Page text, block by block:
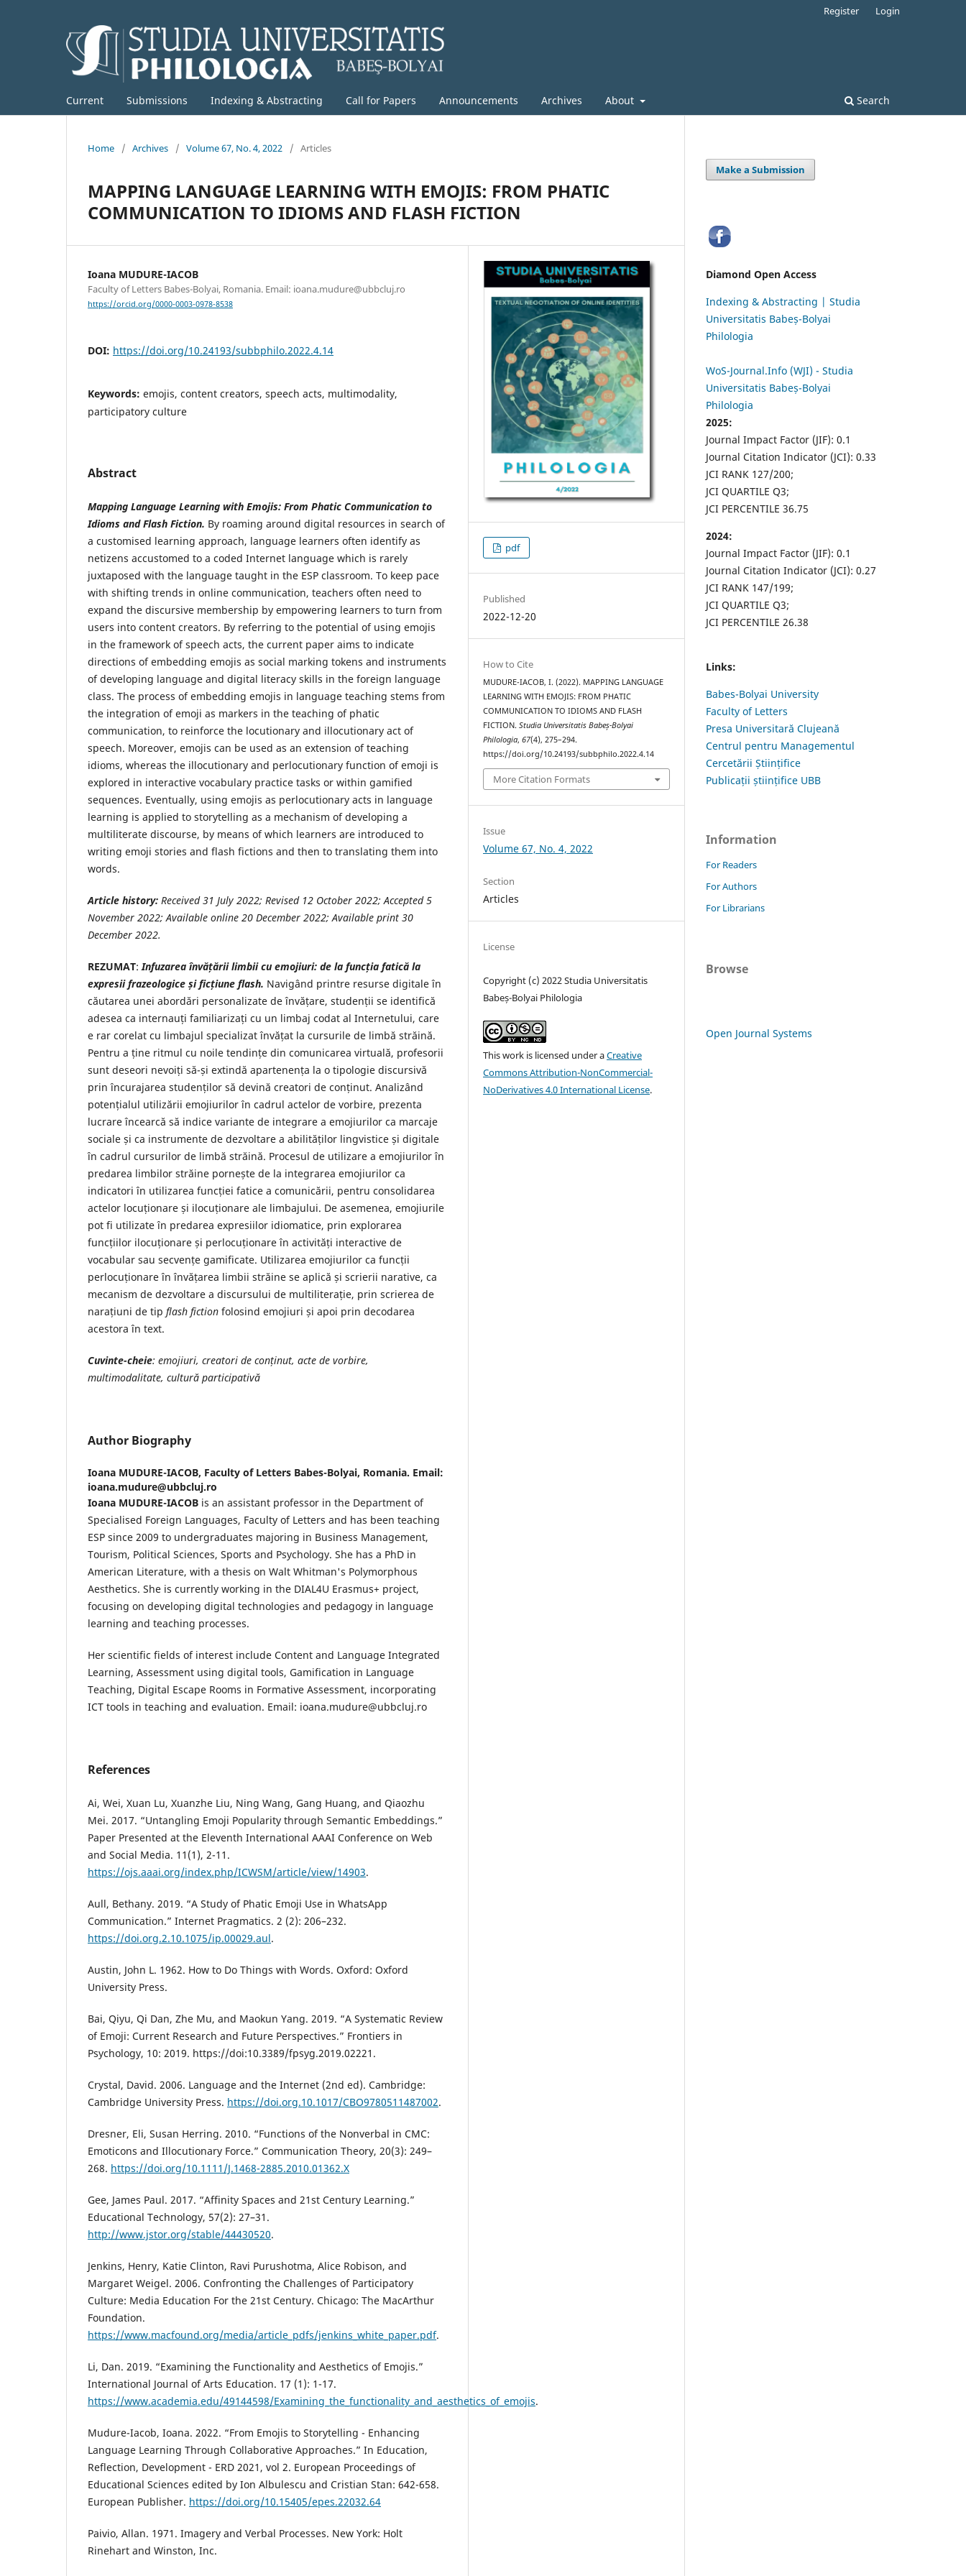
Current Submissions Indexing & Abstracting Call for Papers Announcements Archives About Search
Register Login
Home / Archives / Volume 67, No. 4, 2022 / Articles
MAPPING LANGUAGE LEARNING WITH EMOJIS: FROM PHATIC
COMMUNICATION TO IDIOMS AND FLASH FICTION
Ioana MUDURE-IACOB
Faculty of Letters Babes-Bolyai, Romania. Email: ioana.mudure@ubbcluj.ro
https://orcid.org/0000-0003-0978-8538
DOI: https://doi.org/10.24193/subbphilo.2022.4.14
Keywords: emojis, content creators, speech acts, multimodality,
participatory culture
Abstract
Mapping Language Learning with Emojis: From Phatic Communication to
Idioms and Flash Fiction. By roaming around digital resources in search of
a customised learning approach, language learners often identify as
netizens accustomed to a coded Internet language which is rarely
juxtaposed with the language taught in the ESP classroom. To keep pace
with shifting trends in online communication, teachers often need to
expand the discursive membership by empowering learners to turn from
users into content creators. By referring to the potential of using emojis
in the framework of speech acts, the current paper aims to indicate
directions of embedding emojis as social marking tokens and instruments
of developing language and digital literacy skills in the foreign language
class. The process of embedding emojis in language teaching stems from
the integration of emoji as markers in the teaching of phatic
communication, to reinforce the locutionary and illocutionary act of
speech. Moreover, emojis can be used as an extension of teaching
idioms, whereas the illocutionary and perlocutionary function of emoji is
explored in interactive vocabulary practice tasks or within gamified
sequences. Eventually, using emojis as perlocutionary acts in language
learning is applied to storytelling as a mechanism of developing a
multiliterate discourse, by means of which learners are introduced to
writing emoji stories and flash fictions and then to translating them into
words.
Article history: Received31 July 2022; Revised 12 October 2022; Accepted5
November 2022; Available online 20 December 2022; Available print 30
December 2022.
REZUMAT:Infuzarea învățării limbii cu emojiuri: de la funcția fatică la
expresii frazeologice și ficțiune flash. Navigând printre resurse digitale în
căutarea unei abordări personalizate de învățare, studenții se identifică
adesea ca internauți familiarizați cu un limbaj codat al Internetului, care
e rar corelat cu limbajul specializat învățat la cursurile de limbă străină.
Pentru a ține ritmul cu noile tendințe din comunicarea virtuală, profesorii
sunt deseori nevoiți să-și extindă apartenența la o tipologie discursivă
prin încurajarea studenților să devină creatori de conținut. Analizând
potențialul utilizării emojiurilor în cadrul actelor de vorbire, prezenta
lucrare încearcă să indice variante de integrare a emojiurilor ca marcaje
sociale și ca instrumente de dezvoltare a abilităților lingvistice și digitale
în cadrul cursurilor de limbă străină. Procesul de utilizare a emojiurilor în
predarea limbilor străine pornește de la integrarea emojiurilor ca
indicatori în utilizarea funcției fatice a comunicării, pentru consolidarea
actelor locuționare și ilocuționare ale limbajului. De asemenea, emojiurile
pot fi utilizate în predarea expresiilor idiomatice, prin explorarea
funcțiilor ilocuționare și perlocuționare în activități interactive de
vocabular sau secvențe gamificate. Utilizarea emojiurilor ca funcții
perlocuționare în învățarea limbii străine se aplică și scrierii narative, ca
mecanism de dezvoltare a discursului de multiliterație, prin scrierea de
narațiuni de tip flash fiction folosind emojiuri și apoi prin decodarea
acestora în text.
Cuvinte-cheie: emojiuri, creatori de conținut, acte de vorbire,
multimodalitate, cultură participativă
Author Biography
Ioana MUDURE-IACOB, Faculty of Letters Babes-Bolyai, Romania. Email:
ioana.mudure@ubbcluj.ro
Ioana MUDURE-IACOB is an assistant professor in the Department of
Specialised Foreign Languages, Faculty of Letters and has been teaching
ESP since 2009 to undergraduates majoring in Business Management,
Tourism, Political Sciences, Sports and Psychology. She has a PhD in
American Literature, with a thesis on Walt Whitman's Polymorphous
Aesthetics. She is currently working in the DIAL4U Erasmus+ project,
focusing on developing digital technologies and pedagogy in language
learning and teaching processes.
Her scientific fields of interest include Content and Language Integrated
Learning, Assessment using digital tools, Gamification in Language
Teaching, Digital Escape Rooms in Formative Assessment, incorporating
ICT tools in teaching and evaluation. Email: ioana.mudure@ubbcluj.ro
References
Ai, Wei, Xuan Lu, Xuanzhe Liu, Ning Wang, Gang Huang, and Qiaozhu
Mei. 2017. “Untangling Emoji Popularity through Semantic Embeddings.”
Paper Presented at the Eleventh International AAAI Conference on Web
and Social Media. 11(1), 2-11.
https://ojs.aaai.org/index.php/ICWSM/article/view/14903.
Aull, Bethany. 2019. “A Study of Phatic Emoji Use in WhatsApp
Communication.” Internet Pragmatics. 2 (2): 206–232.
https://doi.org.2.10.1075/ip.00029.aul.
Austin, John L. 1962. How to Do Things with Words. Oxford: Oxford
University Press.
Bai, Qiyu, Qi Dan, Zhe Mu, and Maokun Yang. 2019. “A Systematic Review
of Emoji: Current Research and Future Perspectives.” Frontiers in
Psychology, 10: 2019. https://doi:10.3389/fpsyg.2019.02221.
Crystal, David. 2006. Language and the Internet (2nd ed). Cambridge:
Cambridge University Press. https://doi.org.10.1017/CBO9780511487002.
Dresner, Eli, Susan Herring. 2010. “Functions of the Nonverbal in CMC:
Emoticons and Illocutionary Force.” Communication Theory, 20(3): 249–
268. https://doi.org/10.1111/J.1468-2885.2010.01362.X
Gee, James Paul. 2017. “Affinity Spaces and 21st Century Learning.”
Educational Technology, 57(2): 27–31.
http://www.jstor.org/stable/44430520.
Jenkins, Henry, Katie Clinton, Ravi Purushotma, Alice Robison, and
Margaret Weigel. 2006. Confronting the Challenges of Participatory
Culture: Media Education For the 21st Century. Chicago: The MacArthur
Foundation.
https://www.macfound.org/media/article_pdfs/jenkins_white_paper.pdf.
Li, Dan. 2019. “Examining the Functionality and Aesthetics of Emojis.”
International Journal of Arts Education. 17 (1): 1-17.
https://www.academia.edu/49144598/Examining_the_functionality_and_aesthetics_of_emojis.
Mudure-Iacob, Ioana. 2022. “From Emojis to Storytelling - Enhancing
Language Learning Through Collaborative Approaches.” In Education,
Reflection, Development - ERD 2021, vol 2. European Proceedings of
Educational Sciences edited by Ion Albulescu and Cristian Stan: 642-658.
European Publisher. https://doi.org/10.15405/epes.22032.64
Paivio, Allan. 1971. Imagery and Verbal Processes. New York: Holt
Rinehart and Winston, Inc.
pdf
Published
2022-12-20
How to Cite
MUDURE-IACOB, I. (2022). MAPPING LANGUAGE
LEARNING WITH EMOJIS: FROM PHATIC
COMMUNICATION TO IDIOMS AND FLASH
FICTION.Studia Universitatis Babeș-Bolyai
Philologia,67(4), 275–294.
https://doi.org/10.24193/subbphilo.2022.4.14
More Citation Formats
Issue
Volume 67, No. 4, 2022
Section
Articles
License
Copyright (c) 2022 Studia Universitatis
Babeș-Bolyai Philologia
This work is licensed under aCreative
Commons Attribution-NonCommercial-
NoDerivatives 4.0 International License.
Make a Submission
Diamond Open Access
Indexing & Abstracting | Studia
Universitatis Babeș-Bolyai
Philologia
WoS-Journal.Info (WJI) - Studia
Universitatis Babeș-Bolyai
Philologia
2025:
Journal Impact Factor (JIF): 0.1
Journal Citation Indicator (JCI): 0.33
JCI RANK 127/200;
JCI QUARTILE Q3;
JCI PERCENTILE 36.75
2024:
Journal Impact Factor (JIF): 0.1
Journal Citation Indicator (JCI): 0.27
JCI RANK 147/199;
JCI QUARTILE Q3;
JCI PERCENTILE 26.38
Links:
Babes-Bolyai University
Faculty of Letters
Presa Universitară Clujeană
Centrul pentru Managementul
Cercetării Științifice
Publicații științifice UBB
Information
For Readers
For Authors
For Librarians
Browse
Open Journal Systems